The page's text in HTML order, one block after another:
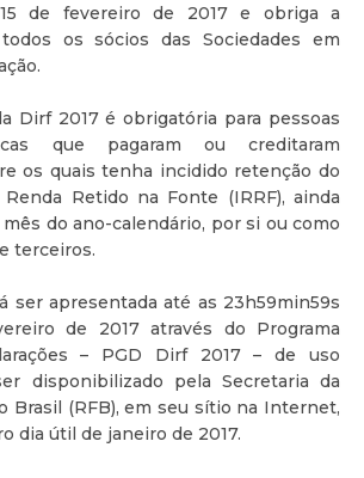
15 de fevereiro de 2017 e obriga a
os sócios das Sociedades em
Dirf 2017 é obrigatória para pessoas
que pagaram ou creditaram
os quais tenha incidido retenção do
Retido na Fonte (IRRF), ainda
do ano-calendário, por si ou como
terceiros.
ser apresentada até as 23h59min59s
de 2017 através do Programa
– PGD Dirf 2017 – de uso
disponibilizado pela Secretaria da
Brasil (RFB), em seu sítio na Internet,
dia útil de janeiro de 2017.